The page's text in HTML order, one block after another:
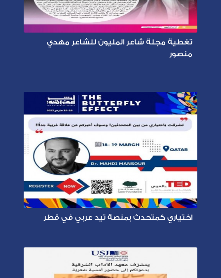
تغطية مجلة شاعر المليون للشاعر مهدي
منصور
اختياري كمتحدث بمنصة تيد عربي في قطر